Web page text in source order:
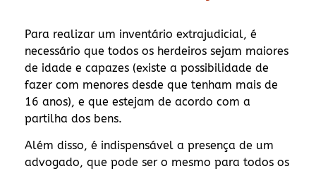
Para realizar um inventário extrajudicial, é
necessário que todos os herdeiros sejam maiores
de idade e capazes (existe a possibilidade de
fazer com menores desde que tenham mais de
16 anos), e que estejam de acordo com a
partilha dos bens.
Além disso, é indispensável a presença de um
advogado, que pode ser o mesmo para todos os